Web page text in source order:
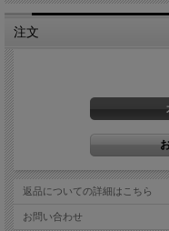
注文
返品についての詳細はこちら
お問い合わせ